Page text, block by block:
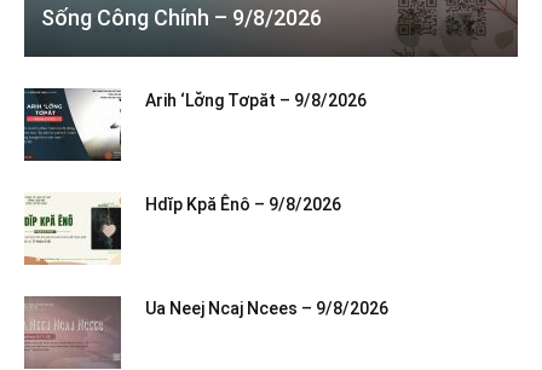
Sống Công Chính – 9/8/2026
Arih ‘Lơ̆ng Tơpăt – 9/8/2026
Hdĭp Kpă Ênô – 9/8/2026
Ua Neej Ncaj Ncees – 9/8/2026